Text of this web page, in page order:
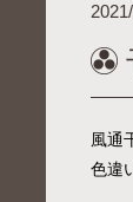
風通
色違